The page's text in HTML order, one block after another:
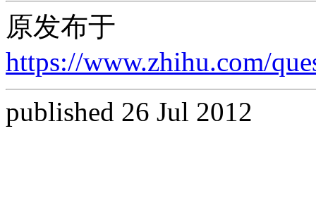
原发布于
https://www.zhihu.com/
published 26 Jul 2012